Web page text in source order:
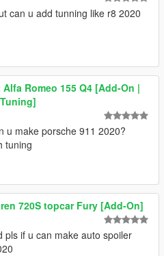
can u add tunning like r8 2020
Alfa Romeo 155 Q4 [Add-On |
u make porsche 911 2020?
tuning
720S topcar Fury [Add-On]
pls if u can make auto spoiler